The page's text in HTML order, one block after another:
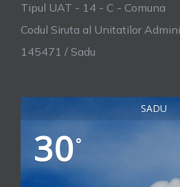
Tipul UAT - 14 - C - Comuna
Codul Siruta al Unitatilor
145471 / Sadu
SADU
30°